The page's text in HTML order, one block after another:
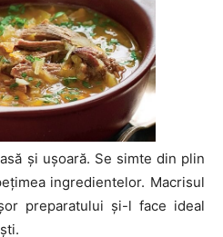
și ușoară. Se simte din plin
ingredientelor. Macrisul
preparatului și-l face ideal